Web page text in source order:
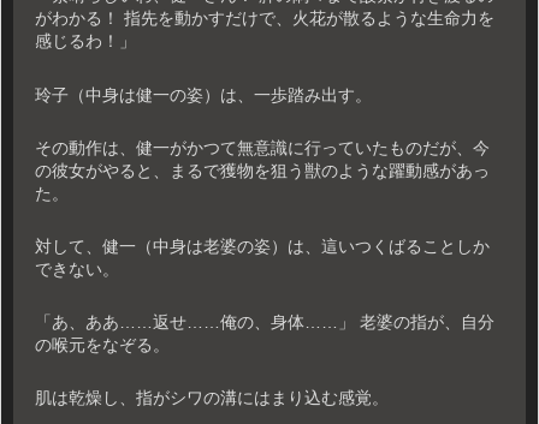
がわかる！ 指先を動かすだけで、火花が散るような生命力を
感じるわ！」
玲子（中身は健一の姿）は、一歩踏み出す。
その動作は、健一がかつて無意識に行っていたものだが、今
の彼女がやると、まるで獲物を狙う獣のような躍動感があっ
た。
対して、健一（中身は老婆の姿）は、這いつくばることしか
できない。
「あ、ああ……返せ……俺の、身体……」 老婆の指が、自分
の喉元をなぞる。
肌は乾燥し、指がシワの溝にはまり込む感覚。